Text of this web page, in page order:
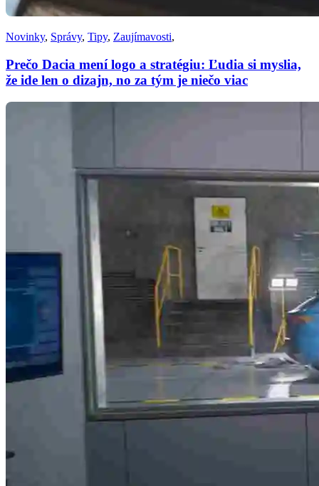
Novinky, Správy, Tipy, Zaujímavosti,
Prečo Dacia mení logo a stratégiu: Ľudia si myslia,
že ide len o dizajn, no za tým je niečo viac